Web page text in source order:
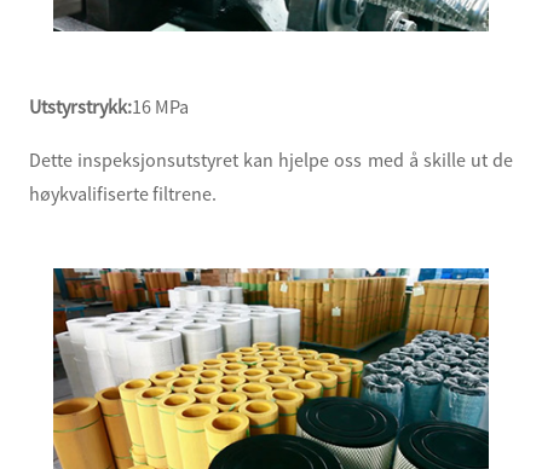
Utstyrstrykk:16 MPa
Dette inspeksjonsutstyret kan hjelpe oss med å skille ut de
høykvalifiserte filtrene.